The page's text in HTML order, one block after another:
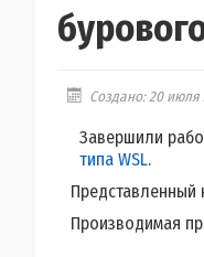
Создано: 20 июля
Завершили
типа WSL.
Представленный
Производимая